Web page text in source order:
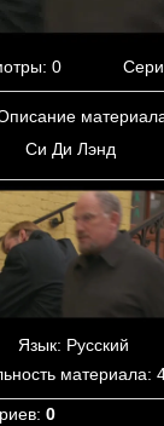
: 0
Си Ди Лэнд
Язык: Русский
материала:
: 0